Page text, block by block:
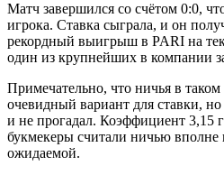
Матч завершился со счётом 0:0,
игрока. Ставка сыграла, и он
рекордный выигрыш в PARI на
один из крупнейших в компании
Примечательно, что ничья в
очевидный вариант для ставки,
и не прогадал. Коэффициент 3,15
букмекеры считали ничью вполне
ожидаемой.